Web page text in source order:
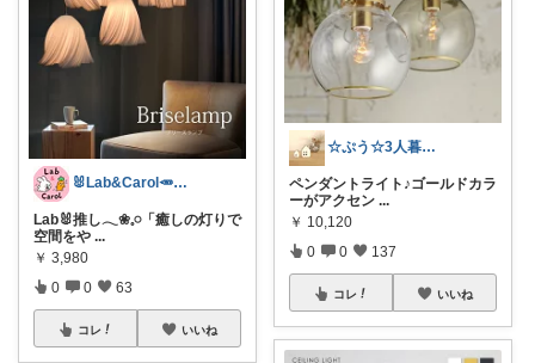
🐰Lab&Carol🥕のｲﾝﾃﾘｱ
Lab🐰推し𓂃❀𓈒𓏸「癒しの灯りで
空間をや ...
￥ 3,980
0 0 63
コレ いいね
☆ぷう☆3人暮らしの小さな家
ペンダントライト♪ゴールドカラ
ーがアクセン ...
￥ 10,120
0 0 137
コレ いいね